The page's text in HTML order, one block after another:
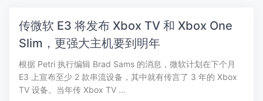
传微软 E3 将发布 Xbox TV 和 Xbox One
Slim，更强大主机要到明年
根据 Petri 执行编辑 Brad Sams 的消息，微软计划在下个月
E3 上宣布至少 2 款串流设备，其中就有传言了 3 年的 Xbox
TV 设备。当年传 Xbox TV …